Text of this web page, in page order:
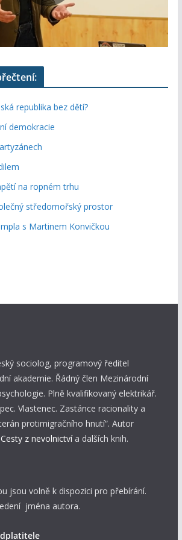
republika bez dětí?
demokracie
na ropném trhu
středomořský prostor
s Martinem Konvičkou
sociolog, programový ředitel
akademie. Řádný člen Mezinárodní
Plně kvalifikovaný elektrikář.
Vlastenec. Zastánce racionality a
protimigračního hnutí“. Autor
Cesty z nevolnictví a dalších knih.
jsou volně k dispozici pro přebírání.
jména autora.